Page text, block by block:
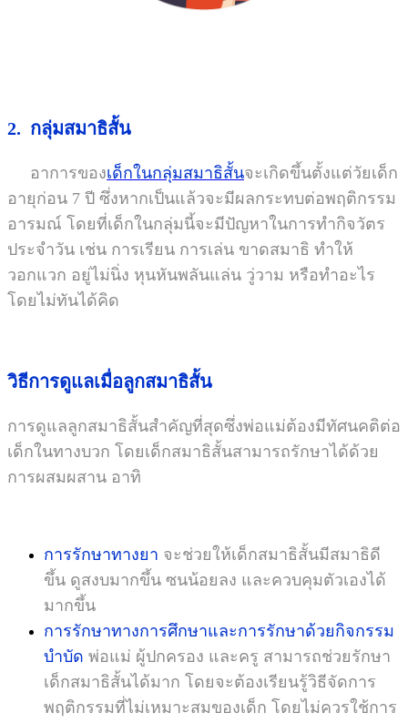
2. กลุ่มสมาธิสั้น
อาการของเด็กในกลุ่มสมาธิสั้นจะเกิดขึ้นตั้งแต่วัยเด็ก
อายุก่อน 7 ปี ซึ่งหากเป็นแล้วจะมีผลกระทบต่อพฤติกรรม
อารมณ์ โดยที่เด็กในกลุ่มนี้จะมีปัญหาในการทำกิจวัตร
ประจำวัน เช่น การเรียน การเล่น ขาดสมาธิ ทำให้
วอกแวก อยู่ไม่นิ่ง หุนหันพลันแล่น วู่วาม หรือทำอะไร
โดยไม่ทันได้คิด
วิธีการดูแลเมื่อลูกสมาธิสั้น
การดูแลลูกสมาธิสั้นสำคัญที่สุดซึ่งพ่อแม่ต้องมีทัศนคติต่อ
เด็กในทางบวก โดยเด็กสมาธิสั้นสามารถรักษาได้ด้วย
การผสมผสาน อาทิ
การรักษาทางยา จะช่วยให้เด็กสมาธิสั้นมีสมาธิดี
ขึ้น ดูสงบมากขึ้น ซนน้อยลง และควบคุมตัวเองได้
มากขึ้น
การรักษาทางการศึกษาและการรักษาด้วยกิจกรรม
บำบัด พ่อแม่ ผู้ปกครอง และครู สามารถช่วยรักษา
เด็กสมาธิสั้นได้มาก โดยจะต้องเรียนรู้วิธีจัดการ
พฤติกรรมที่ไม่เหมาะสมของเด็ก โดยไม่ควรใช้การ